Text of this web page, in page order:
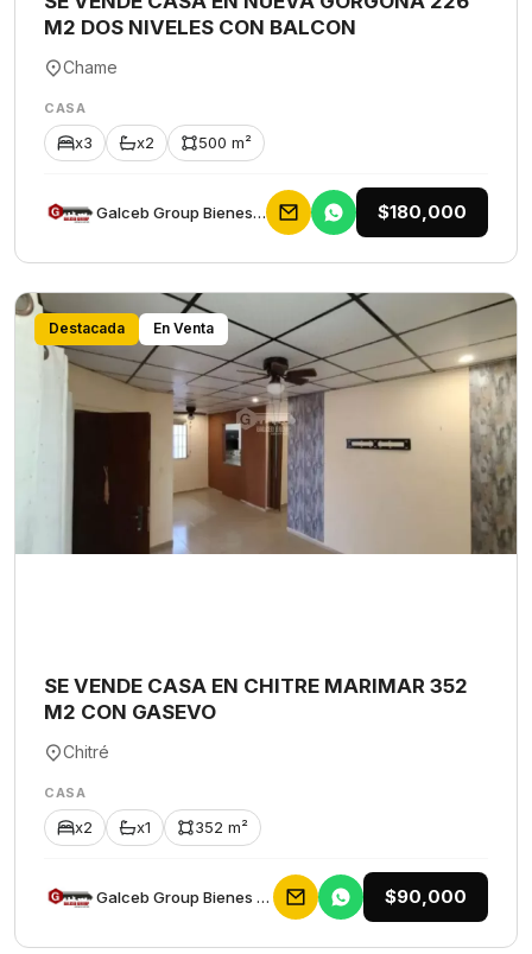
M2 DOS NIVELES CON BALCON
Chame
CASA
x3 x2 500 m²
Galceb Group Bienes Raices $180,000
Destacada En Venta
SE VENDE CASA EN CHITRE MARIMAR 352
M2 CON GASEVO
Chitré
CASA
x2 x1 352 m²
Galceb Group Bienes Raices $90,000